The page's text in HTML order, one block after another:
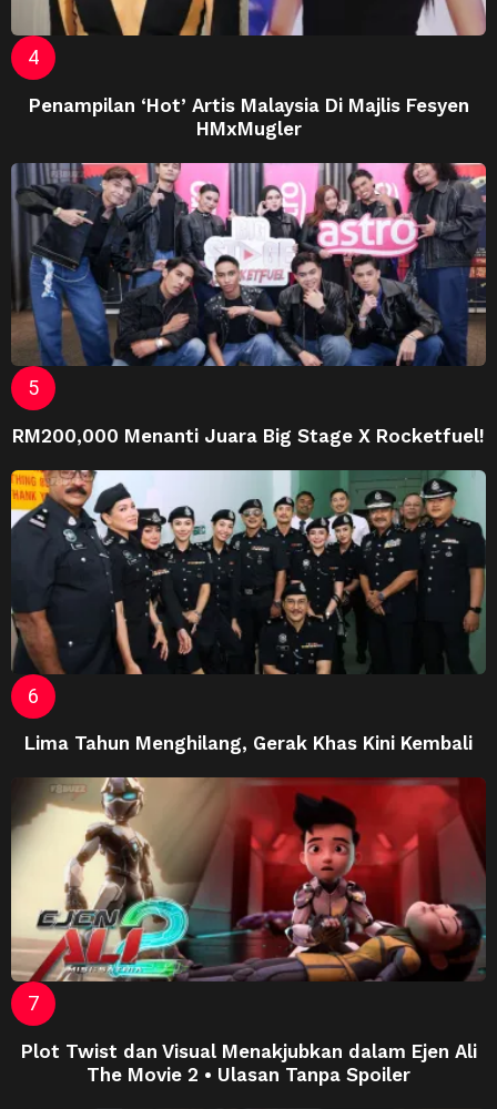
Penampilan ‘Hot’ Artis Malaysia Di Majlis Fesyen
HMxMugler
RM200,000 Menanti Juara Big Stage X Rocketfuel!
Lima Tahun Menghilang, Gerak Khas Kini Kembali
Plot Twist dan Visual Menakjubkan dalam Ejen Ali
The Movie 2 • Ulasan Tanpa Spoiler